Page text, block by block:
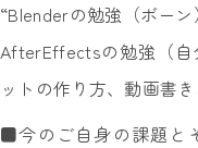
“Blenderの勉強（ボーン）
AfterEffectsの勉強（自
ットの作り方、動画書
■今のご自身の課題と